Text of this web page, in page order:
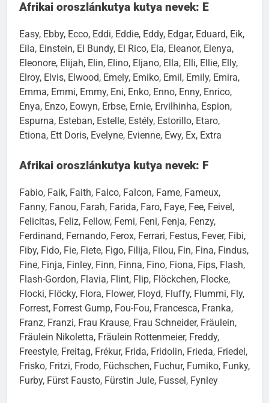
Afrikai oroszlánkutya kutya nevek: E
Easy, Ebby, Ecco, Eddi, Eddie, Eddy, Edgar, Eduard, Eik,
Eila, Einstein, El Bundy, El Rico, Ela, Eleanor, Elenya,
Eleonore, Elijah, Elin, Elino, Eljano, Ella, Elli, Ellie, Elly,
Elroy, Elvis, Elwood, Emely, Emiko, Emil, Emily, Emira,
Emma, Emmi, Emmy, Eni, Enko, Enno, Enny, Enrico,
Enya, Enzo, Eowyn, Erbse, Ernie, Ervilhinha, Espion,
Espurna, Esteban, Estelle, Estély, Estorillo, Etaro,
Etiona, Ett Doris, Evelyne, Evienne, Ewy, Ex, Extra
Afrikai oroszlánkutya kutya nevek: F
Fabio, Faik, Faith, Falco, Falcon, Fame, Fameux,
Fanny, Fanou, Farah, Farida, Faro, Faye, Fee, Feivel,
Felicitas, Feliz, Fellow, Femi, Feni, Fenja, Fenzy,
Ferdinand, Fernando, Ferox, Ferrari, Festus, Fever, Fibi,
Fiby, Fido, Fie, Fiete, Figo, Filija, Filou, Fin, Fina, Findus,
Fine, Finja, Finley, Finn, Finna, Fino, Fiona, Fips, Flash,
Flash-Gordon, Flavia, Flint, Flip, Flöckchen, Flocke,
Flocki, Flöcky, Flora, Flower, Floyd, Fluffy, Flummi, Fly,
Forrest, Forrest Gump, Fou-Fou, Francesca, Franka,
Franz, Franzi, Frau Krause, Frau Schneider, Fräulein,
Fräulein Nikoletta, Fräulein Rottenmeier, Freddy,
Freestyle, Freitag, Frékur, Frida, Fridolin, Frieda, Friedel,
Frisko, Fritzi, Frodo, Füchschen, Fuchur, Fumiko, Funky,
Furby, Fürst Fausto, Fürstin Jule, Fussel, Fynley